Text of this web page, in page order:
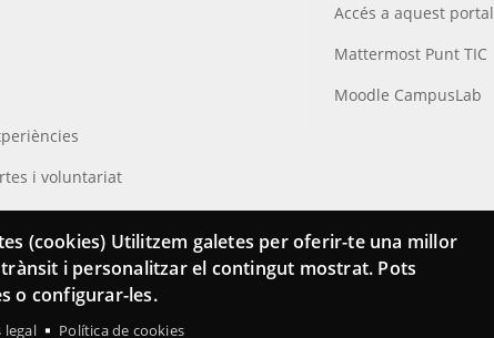
i voluntariat
TIC
Accés a aquest portal
Mattermost Punt TIC
Moodle CampusLab
(cookies) Utilitzem galetes per oferir-te una millor
i personalitzar el contingut mostrat. Pots
o configurar-les.
legal Política de cookies